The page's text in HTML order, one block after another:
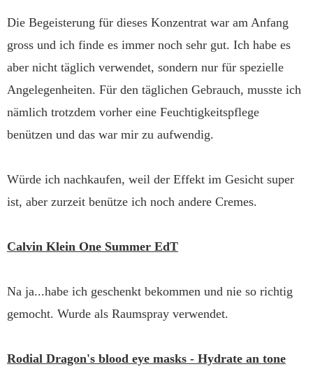
Die Begeisterung für dieses Konzentrat war am Anfang
gross und ich finde es immer noch sehr gut. Ich habe es
aber nicht täglich verwendet, sondern nur für spezielle
Angelegenheiten. Für den täglichen Gebrauch, musste ich
nämlich trotzdem vorher eine Feuchtigkeitspflege
benützen und das war mir zu aufwendig.
Würde ich nachkaufen, weil der Effekt im Gesicht super
ist, aber zurzeit benütze ich noch andere Cremes.
Calvin Klein One Summer EdT
Na ja...habe ich geschenkt bekommen und nie so richtig
gemocht. Wurde als Raumspray verwendet.
Rodial Dragon's blood eye masks - Hydrate an tone